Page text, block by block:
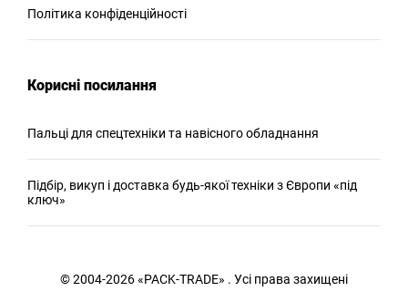
Політика конфіденційності
Корисні посилання
Пальці для спецтехніки та навісного обладнання
Підбір, викуп і доставка будь-якої техніки з Європи «під
ключ»
© 2004-2026 «PACK-TRADE» . Усі права захищені